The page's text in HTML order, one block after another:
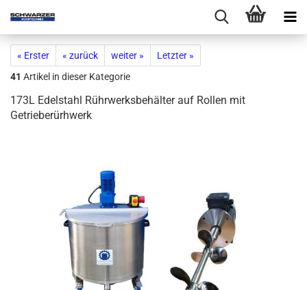
« Erster « zurück weiter »
Letzter »
41 Artikel in dieser Kategorie
173L Edelstahl Rührwerksbehälter auf Rollen mit
Getrieberürhwerk